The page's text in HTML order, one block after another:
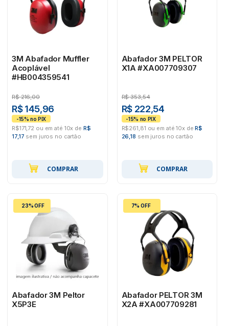
3M Abafador Muffler
Acoplável
#HB004359541
R$ 216,00
R$ 145,96
R$171,72 ou em até 10x de R$
17,17 sem juros no cartão
COMPRAR
Abafador 3M PELTOR
X1A #XA007709307
R$ 353,54
R$ 222,54
R$261,81 ou em até 10x deR$
26,18 sem juros no cartão
COMPRAR
23% OFF
Abafador 3M Peltor
X5P3E
7% OFF
Abafador PELTOR 3M
X2A #XA007709281